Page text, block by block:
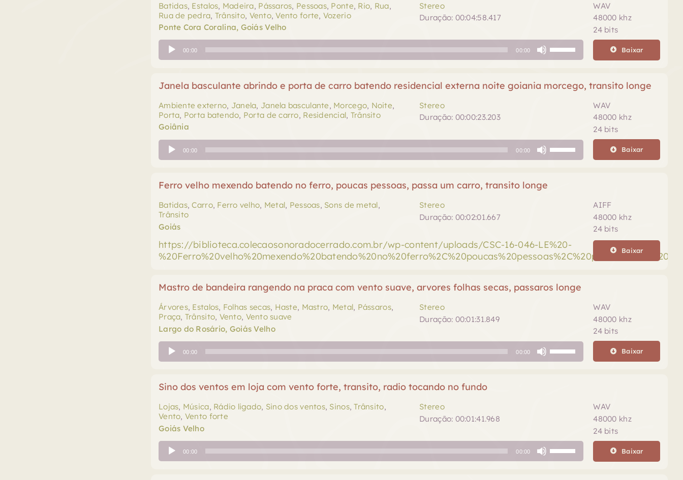
Batidas, Estalos, Madeira, Pássaros, Pessoas, Ponte, Rio, Rua,
Rua de pedra, Trânsito, Vento,Vento forte, Vozerio
Ponte Cora Coralina, Goiás Velho
Stereo
Duração: 00:04:58.417
WAV
48000 khz
24 bits
Tocador
de
00:00 00:00
cima
para
aumentar
ou
Baixar
Janela basculante abrindo e porta de carro batendo residencial externa noite goiania morcego, transito longe
Ambiente externo, Janela, Janela basculante, Morcego, Noite,
Porta, Porta batendo, Porta de carro, Residencial, Trânsito
Goiânia
Stereo
Duração: 00:00:23.203
WAV
48000 khz
24 bits
Tocador
de
00:00 00:00
aumentar
ou
o
Baixar
Ferro velho mexendo batendo no ferro, poucas pessoas, passa um carro, transito longe
Batidas,Carro, Ferro velho, Metal, Pessoas, Sons de metal,
Trânsito
Goiás
Stereo
Duração: 00:02:01.667
AIFF
48000 khz
24 bits
https://biblioteca.colecaosonoradocerrado.com.br/wp-content/uploads/CSC-16-046-LE%20-
Baixar
Mastro de bandeira rangendo na praca com vento suave, arvores folhas secas, passaros longe
Árvores, Estalos, Folhas secas, Haste, Mastro, Metal, Pássaros,
Praça, Trânsito, Vento, Vento suave
Largo do Rosário, Goiás Velho
Stereo
Duração: 00:01:31.849
WAV
48000 khz
24 bits
Tocador
de
00:00 00:00
para
aumentar
ou
Baixar
Sino dos ventos em loja com vento forte, transito, radio tocando no fundo
Lojas, Música, Rádio ligado, Sino dos ventos, Sinos,Trânsito,
Vento, Vento forte
Goiás Velho
Stereo
Duração: 00:01:41.968
WAV
48000 khz
24 bits
Tocador
de
00:00 00:00 Baixar